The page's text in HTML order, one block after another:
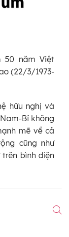
50 năm Việt
(22/3/1973-
hữu nghị và
Bỉ không
mẽ về cả
cũng như
trên bình diện